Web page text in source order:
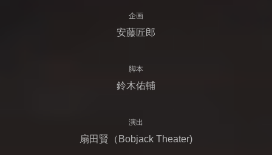
企画
安藤匠郎
脚本
鈴木佑輔
演出
扇田賢（Bobjack Theater)